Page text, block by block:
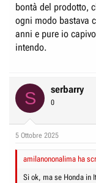
bontà del prodotto,
ogni modo bastava
anni e pure io
intendo.
S serbarry
0
5 Ottobre 2025
amilanononalima ha
Si ok, ma se Honda in